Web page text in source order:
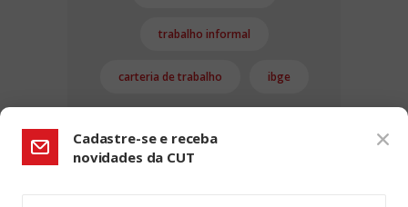
trabalho informal
carteria de trabalho ibge
Cadastre-se e receba
novidades da CUT